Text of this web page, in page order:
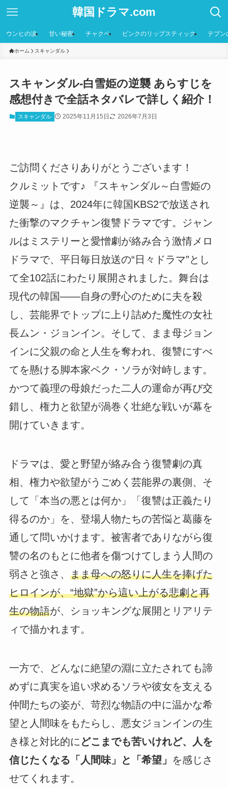
韓国ドラマ.com
ウンヒの涙 甘い秘密 チャクペ ピンクのリップスティック テプン
ホーム スキャンダル
スキャンダル-白雪姫の逆襲 あらすじを
感想付きで全話ネタバレで詳しく紹介！
スキャンダル 2025年11月15日 2026年7月3日
ご訪問くださりありがとうございます！
クルミットです♪ 『スキャンダル～白雪姫の
逆襲～』は、2024年に韓国KBS2で放送され
た衝撃のマクチャン復讐ドラマです。ジャン
ルはミステリーと愛憎劇が絡み合う激情メロ
ドラマで、平日毎日放送の“日々ドラマ”とし
て全102話にわたり展開されました。舞台は
現代の韓国――自身の野心のために夫を殺
し、芸能界でトップに上り詰めた魔性の女社
長ムン・ジョンイン。そして、まま母ジョン
インに父親の命と人生を奪われ、復讐にすべ
てを懸ける脚本家ペク・ソラが対峙します。
かつて義理の母娘だった二人の運命が再び交
錯し、権力と欲望が渦巻く壮絶な戦いが幕を
開けていきます。
ドラマは、愛と野望が絡み合う復讐劇の真
相、権力や欲望がうごめく芸能界の裏側、そ
して「本当の悪とは何か」「復讐は正義たり
得るのか」を、登場人物たちの苦悩と葛藤を
通して問いかけます。被害者でありながら復
讐の名のもとに他者を傷つけてしまう人間の
弱さと強さ、 まま母への怒りに人生を捧げた
ヒロインが、“地獄”から這い上がる悲劇と再
生の物語が、ショッキングな展開とリアリテ
ィで描かれます。
一方で、どんなに絶望の淵に立たされても諦
めずに真実を追い求めるソラや彼女を支える
仲間たちの姿が、苛烈な物語の中に温かな希
望と人間味をもたらし、悪女ジョンインの生
き様と対比的に どこまでも苦いけれど、人を
信じたくなる「人間味」と「希望」 を感じさ
せてくれます。